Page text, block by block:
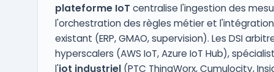
plateforme IoT centralise l'ingestion des
l'orchestration des règles métier et l'intégration
existant (ERP, GMAO, supervision). Les DSI
hyperscalers (AWS IoT, Azure IoT Hub),
l'iot industriel(PTC ThingWorx, Cumulocity,